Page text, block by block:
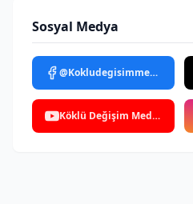
Sosyal Medya
@Kokludegisimmedya
Köklü Değişim Medya